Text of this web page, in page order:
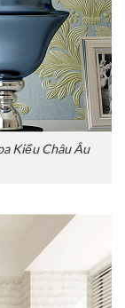
Kiểu Châu Âu